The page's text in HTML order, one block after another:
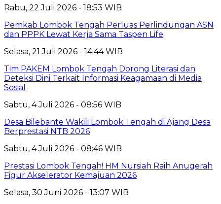
Rabu, 22 Juli 2026 - 18:53 WIB
Pemkab Lombok Tengah Perluas Perlindungan ASN
dan PPPK Lewat Kerja Sama Taspen Life
Selasa, 21 Juli 2026 - 14:44 WIB
Tim PAKEM Lombok Tengah Dorong Literasi dan
Deteksi Dini Terkait Informasi Keagamaan di Media
Sosial
Sabtu, 4 Juli 2026 - 08:56 WIB
Desa Bilebante Wakili Lombok Tengah di Ajang Desa
Berprestasi NTB 2026
Sabtu, 4 Juli 2026 - 08:46 WIB
Prestasi Lombok Tengah! HM Nursiah Raih Anugerah
Figur Akselerator Kemajuan 2026
Selasa, 30 Juni 2026 - 13:07 WIB